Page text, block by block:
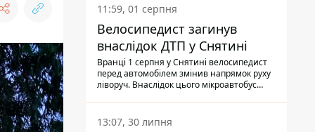
11:59, 01 серпня
Велосипедист загинув
внаслідок ДТП у Снятині
Вранці 1 серпня у Снятині велосипедист
перед автомобілем змінив напрямок руху
ліворуч. Внаслідок цього мікроавтобус
13:07, 30 липня